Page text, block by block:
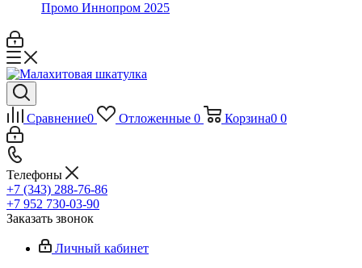
Промо Иннопром 2025
Сравнение0 Отложенные 0 Корзина0 0
Телефоны
+7 (343) 288-76-86
+7 952 730-03-90
Заказать звонок
Личный кабинет